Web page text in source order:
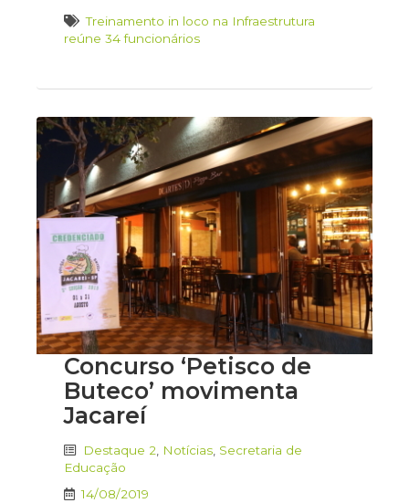
Treinamento in loco na Infraestrutura
reúne 34 funcionários
Concurso ‘Petisco de
Buteco’ movimenta
Jacareí
Destaque 2 Notícias Secretaria de
Educação
14/08/2019